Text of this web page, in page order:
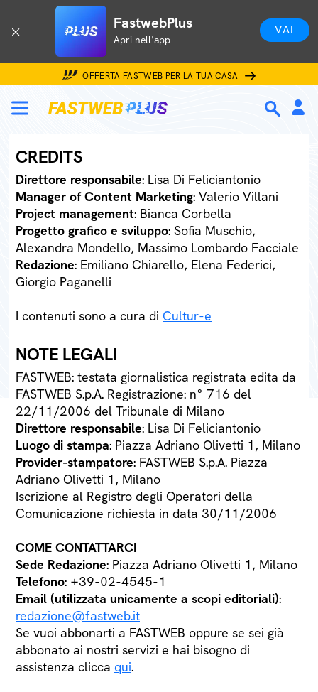
FastwebPlus
Apri nell'app
VAI
OFFERTA FASTWEB PER LA TUA CASA
CREDITS
Direttore responsabile: Lisa Di Feliciantonio
Manager of Content Marketing: Valerio Villani
Project management: Bianca Corbella
Progetto grafico e sviluppo: Sofia Muschio,
Alexandra Mondello, Massimo Lombardo Facciale
Redazione: Emiliano Chiarello, Elena Federici,
Giorgio Paganelli
I contenuti sono a cura di Cultur-e
NOTE LEGALI
FASTWEB: testata giornalistica registrata edita da
FASTWEB S.p.A. Registrazione: n° 716 del
22/11/2006 del Tribunale di Milano
Direttore responsabile: Lisa Di Feliciantonio
Luogo di stampa: Piazza Adriano Olivetti 1, Milano
Provider-stampatore: FASTWEB S.p.A. Piazza
Adriano Olivetti 1, Milano
Iscrizione al Registro degli Operatori della
Comunicazione richiesta in data 30/11/2006
COME CONTATTARCI
Sede Redazione: Piazza Adriano Olivetti 1, Milano
Telefono: +39-02-4545-1
Email (utilizzata unicamente a scopi editoriali):
redazione@fastweb.it
Se vuoi abbonarti a FASTWEB oppure se sei già
abbonato ai nostri servizi e hai bisogno di
assistenza clicca qui.